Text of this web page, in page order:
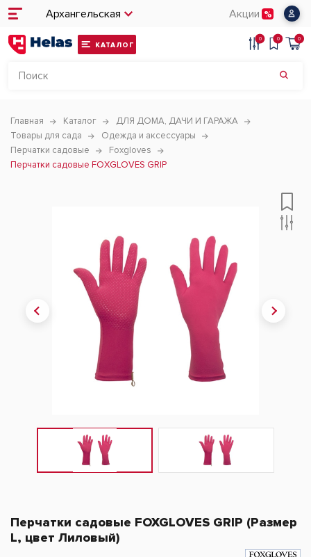
Архангельская Акции
КАТАЛОГ
0 0 0
Главная Каталог
ДЛЯ ДОМА, ДАЧИ И ГАРАЖА
Товары для сада
Одежда и аксессуары
Перчатки садовые
Foxgloves
Перчатки садовые FOXGLOVES GRIP
Перчатки садовые FOXGLOVES GRIP (Размер
L, цвет Лиловый)